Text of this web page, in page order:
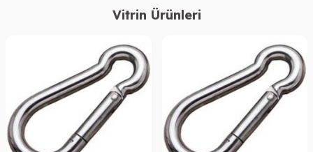
Vitrin Ürünleri